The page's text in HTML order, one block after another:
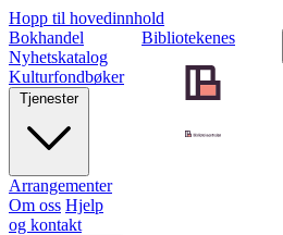
Hopp til hovedinnhold
Bibliotekenes
Bokhandel
Nyhetskatalog
Kulturfondbøker
Tjenester
Arrangementer
Om oss Hjelp
og kontakt